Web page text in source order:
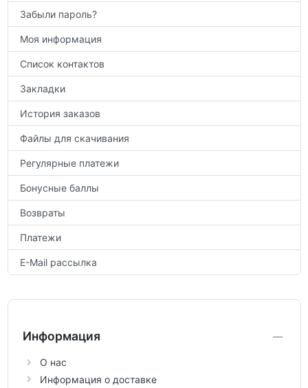
Забыли пароль?
Моя информация
Список контактов
Закладки
История заказов
Файлы для скачивания
Регулярные платежи
Бонусные баллы
Возвраты
Платежи
E-Mail рассылка
Информация
О нас
Информация о доставке